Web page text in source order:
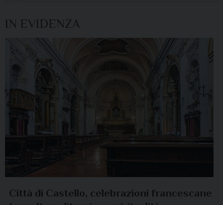
IN EVIDENZA
Città di Castello, celebrazioni francescane